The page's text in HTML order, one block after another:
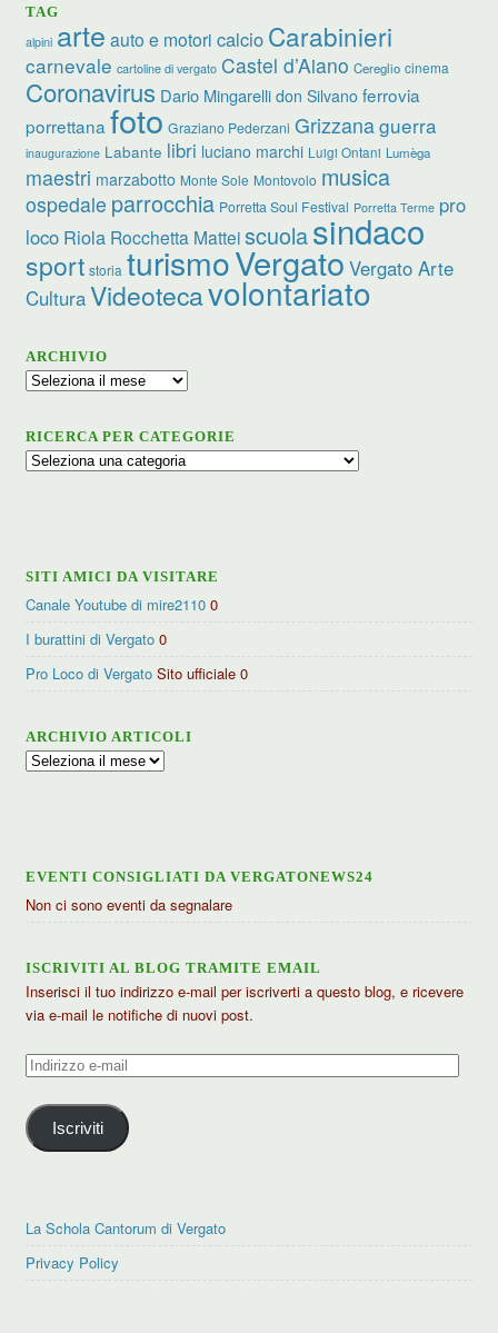
TAG
alpini arte auto e motori calcio Carabinieri
carnevale cartoline di vergato Castel d’Aiano Cereglio cinema
Coronavirus Dario Mingarelli don Silvano ferrovia
porrettana foto Graziano Pederzani Grizzanaguerra
inaugurazione Labante libri luciano marchi Luigi Ontani Lumèga
maestri marzabotto Monte Sole Montovolo musica
ospedale parrocchia Porretta Soul Festival Porretta Terme pro
loco Riola Rocchetta Matteiscuolasindaco
sport storia turismoVergato Vergato Arte
CulturaVideotecavolontariato
ARCHIVIO
Archivio
RICERCA PER CATEGORIE
Ricerca
SITI AMICI DA VISITARE
Canale Youtube di mire2110 0
I burattini di Vergato 0
Pro Loco di Vergato Sito ufficiale 0
ARCHIVIO ARTICOLI
Archivio
EVENTI CONSIGLIATI DA VERGATONEWS24
Non ci sono eventi da segnalare
ISCRIVITI AL BLOG TRAMITE EMAIL
Inserisci il tuo indirizzo e-mail per iscriverti a questo blog, e ricevere
via e-mail le notifiche di nuovi post.
Indirizzo
mail
Iscriviti
La Schola Cantorum di Vergato
Privacy Policy